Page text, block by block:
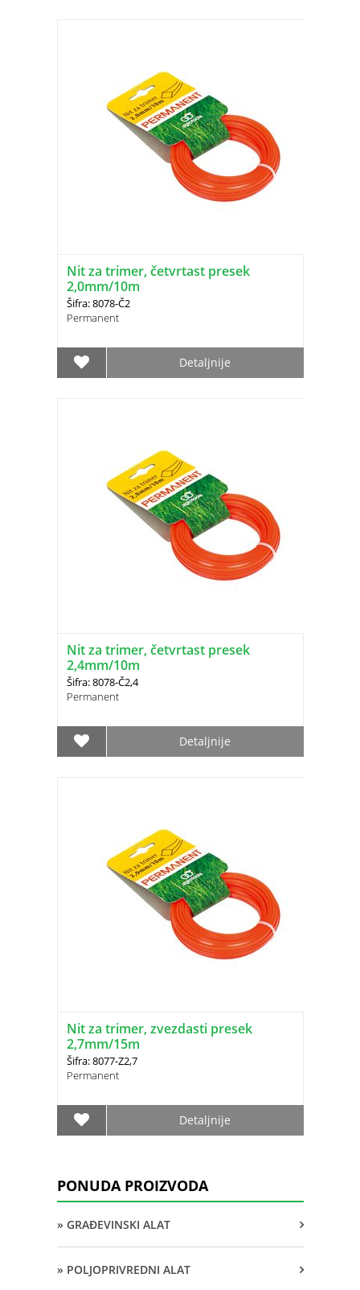
Nit za trimer, četvrtast presek
2,0mm/10m
Šifra: 8078-Č2
Permanent
Detaljnije
Nit za trimer, četvrtast presek
2,4mm/10m
Šifra: 8078-Č2,4
Permanent
Detaljnije
Nit za trimer, zvezdasti presek
2,7mm/15m
Šifra: 8077-Z2,7
Permanent
Detaljnije
PONUDA PROIZVODA
» GRAĐEVINSKI ALAT
» POLJOPRIVREDNI ALAT